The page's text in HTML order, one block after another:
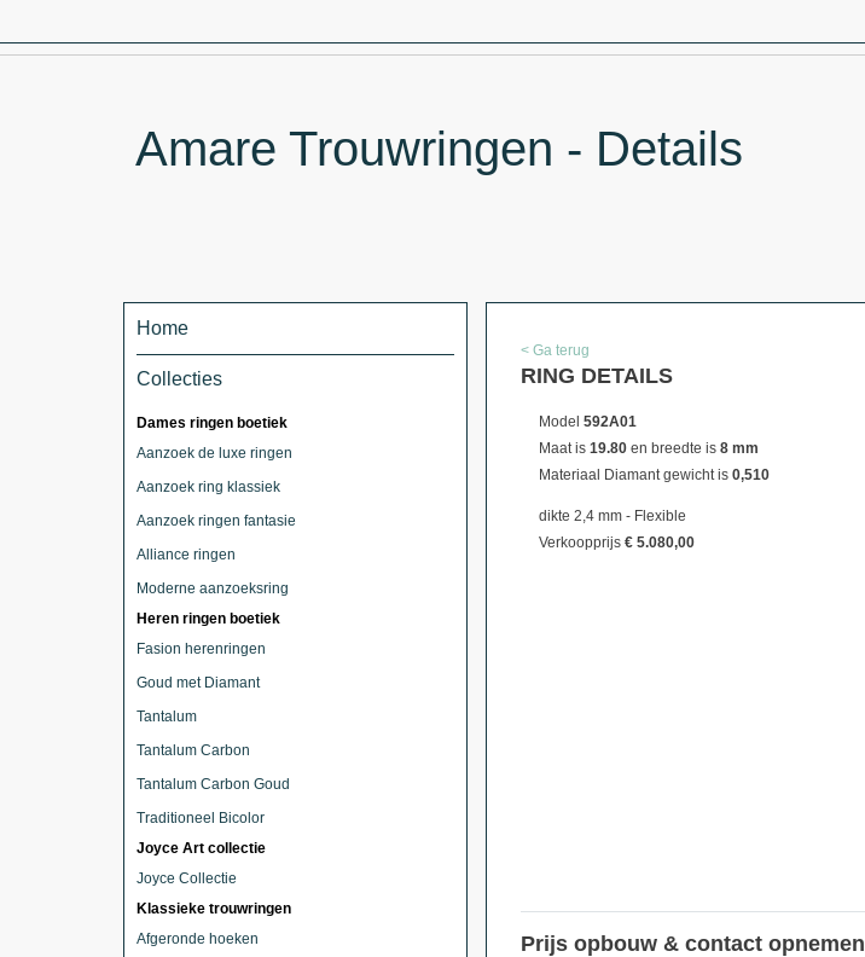
Amare Trouwringen - Details
< Ga terug
RING DETAILS
Model 592A01
Maat is 19.80 en breedte is 8 mm
Materiaal Diamant gewicht is 0,510
dikte 2,4 mm - Flexible
Verkoopprijs € 5.080,00
Prijs opbouw & contact opnemen
Home
Collecties
Dames ringen boetiek
Aanzoek de luxe ringen
Aanzoek ring klassiek
Aanzoek ringen fantasie
Alliance ringen
Moderne aanzoeksring
Heren ringen boetiek
Fasion herenringen
Goud met Diamant
Tantalum
Tantalum Carbon
Tantalum Carbon Goud
Traditioneel Bicolor
Joyce Art collectie
Joyce Collectie
Klassieke trouwringen
Afgeronde hoeken